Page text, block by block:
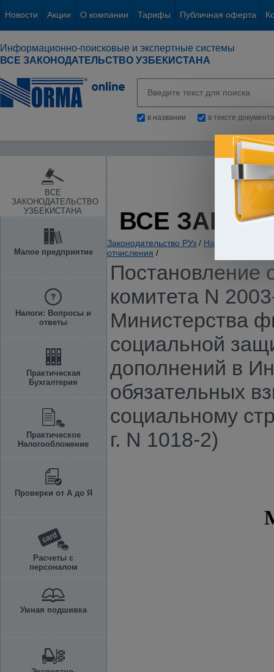
Новости Акции О компании Тарифы Публичная оферта
Информационно-поисковые и экспертные системы
ВСЕ ЗАКОНОДАТЕЛЬСТВО УЗБЕКИСТАНА
в названии в тексте документа
ВСЕ
ЗАКОНОДАТЕЛЬСТВО
УЗБЕКИСТАНА
Малое предприятие
Налоги: Вопросы и
ответы
Практическая
Бухгалтерия
Практическое
Налогообложение
Проверки от А до Я
Расчеты с
персоналом
Умная подшивка
ВСЕ
Законодательство РУз / Налоги.
отчисления /
Постановление
комитета N
Министерства
социальной
дополнений в
обязательных
социальному
г. N 1018-2)